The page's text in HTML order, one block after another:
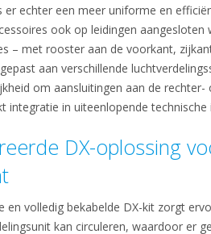
er echter een meer uniforme en
ook op leidingen aangesloten
– met rooster aan de voorkant,
aan verschillende
om aansluitingen aan de
integratie in uiteenlopende technische
DX-oplossing
en volledig bekabelde DX-kit zorgt
kan circuleren, waardoor er